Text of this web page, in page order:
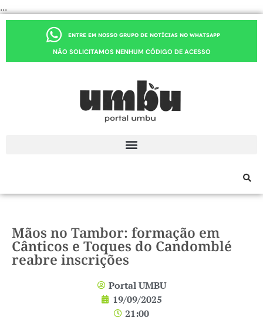
...
ENTRE EM NOSSO GRUPO DE NOTÍCIAS NO WHATSAPP
NÃO SOLICITAMOS NENHUM CÓDIGO DE ACESSO
Mãos no Tambor: formação em
Cânticos e Toques do Candomblé
reabre inscrições
Portal UMBU
19/09/2025
21:00